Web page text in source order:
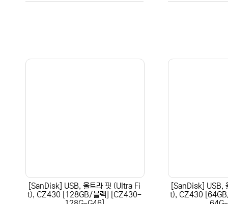
[SanDisk] USB, 울트라 핏 (Ultra Fi
t), CZ430 [128GB/블랙] [CZ430-
[SanDisk] USB,
t), CZ430